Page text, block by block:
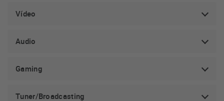
Vídeo
Audio
Gaming
Tuner/Broadcasting